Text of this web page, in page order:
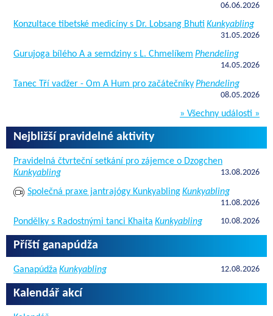
06.06.2026
Konzultace tibetské medicíny s Dr. Lobsang Bhuti Kunkyabling
31.05.2026
Gurujoga bílého A a semdziny s L. Chmelíkem Phendeling
14.05.2026
Tanec Tří vadžer - Om A Hum pro začátečníkyPhendeling
08.05.2026
» Všechny události »
Nejbližší pravidelné aktivity
Pravidelná čtvrteční setkání pro zájemce o Dzogchen
Kunkyabling
13.08.2026
Společná praxe jantrajógy KunkyablingKunkyabling
11.08.2026
Pondělky s Radostnými tanci Khaita Kunkyabling 10.08.2026
Příští ganapúdža
Ganapúdža Kunkyabling 12.08.2026
Kalendář akcí